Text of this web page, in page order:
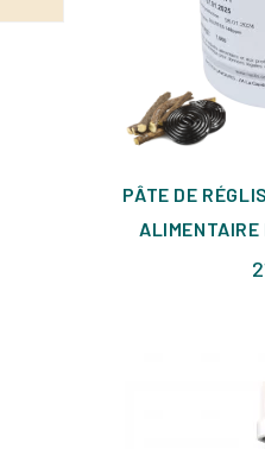
PÂTE DE
ALIMENTAIRE